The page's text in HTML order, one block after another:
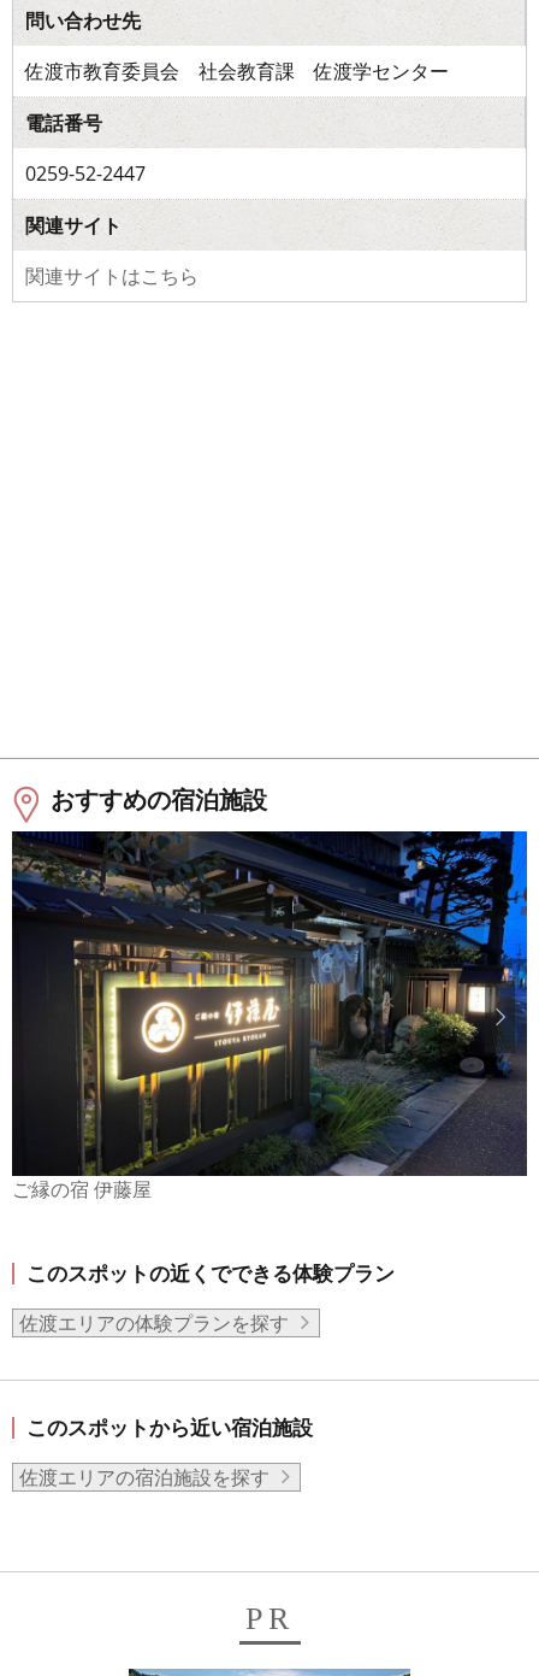
問い合わせ先
佐渡市教育委員会 社会教育課 佐渡学センター
電話番号
0259-52-2447
関連サイト
関連サイトはこちら
おすすめの宿泊施設
ご縁の宿 伊藤屋
このスポットの近くでできる体験プラン
佐渡エリアの体験プランを探す
このスポットから近い宿泊施設
佐渡エリアの宿泊施設を探す
PR